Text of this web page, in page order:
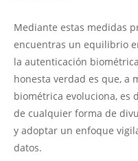
Mediante estas medidas
encuentras un equilibrio
la autenticación
honesta verdad es que, a
biométrica evoluciona, es
de cualquier forma de
y adoptar un enfoque
datos.